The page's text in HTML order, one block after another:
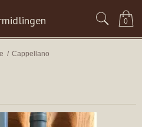
0
/ Cappellano